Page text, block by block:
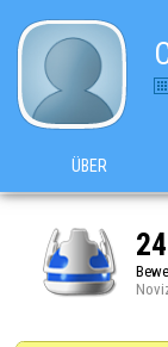
ÜBER
24